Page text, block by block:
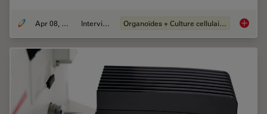
Apr 08, 2024 Interviews Organoïdes + Culture cellulaire en 3D